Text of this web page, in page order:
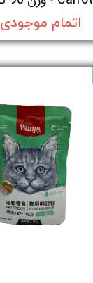
اتمام موجودی